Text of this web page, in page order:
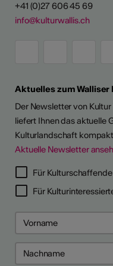
+41 (0)27 606 45 69
info@kulturwallis.ch
Aktuelles zum Walliser
Der Newsletter von
liefert Ihnen das aktuelle
Kulturlandschaft
Aktuelle Newsletter
Für Kulturschaffende
Für